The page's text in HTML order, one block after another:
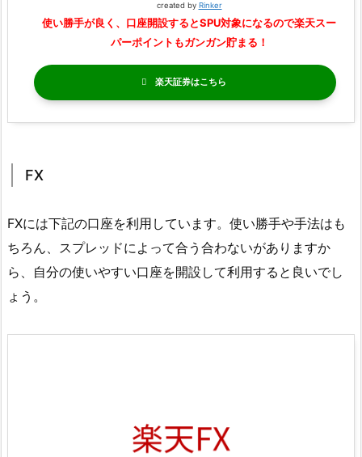
created by Rinker
使い勝手が良く、口座開設するとSPU対象になるので楽天スー
パーポイントもガンガン貯まる！
楽天証券
FX
FXには下記の口座を利用しています。使い勝手や手法はも
ちろん、スプレッドによって合う合わないがありますか
ら、自分の使いやすい口座を開設して利用すると良いでし
ょう。